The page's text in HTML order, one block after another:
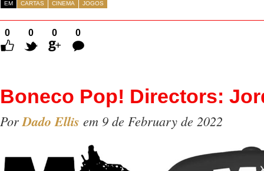
EM CARTAS CINEMA JOGOS
0 0 0
0
Comentários
Boneco Pop! Directors:
Por Dado Ellis em 9 de February de 2022